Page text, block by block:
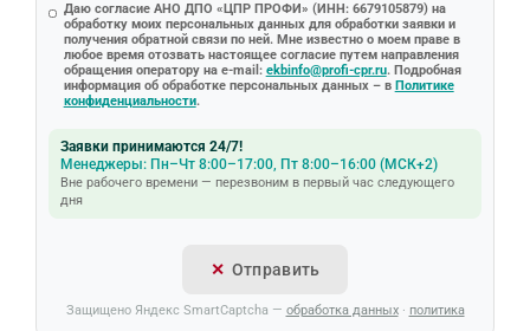
Даю согласие АНО ДПО «ЦПР ПРОФИ» (ИНН: 6679105879) на
обработку моих персональных данных для обработки заявки и
получения обратной связи по ней. Мне известно о моем праве в
любое время отозвать настоящее согласие путем направления
обращения оператору на e-mail: ekbinfo@profi-cpr.ru. Подробная
информация об обработке персональных данных – в Политике
конфиденциальности.
Заявки принимаются 24/7!
Менеджеры: Пн–Чт 8:00–17:00, Пт 8:00–16:00 (МСК+2)
Вне рабочего времени — перезвоним в первый час следующего
дня
Отправить
Защищено Яндекс SmartCaptcha — обработка данных· политика